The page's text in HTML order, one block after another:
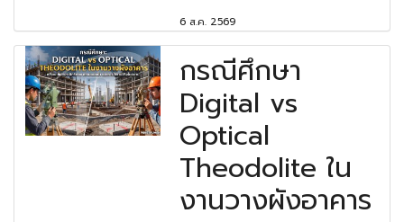
6 ส.ค. 2569
กรณีศึกษา
Digital vs
Optical
Theodolite ใน
งานวางผังอาคาร